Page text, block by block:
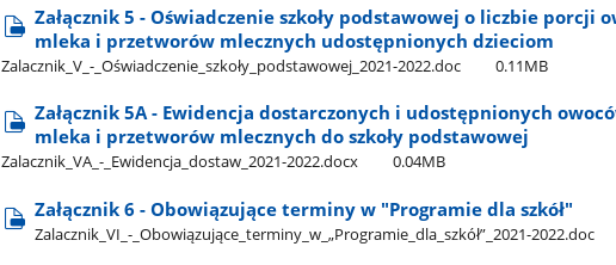
Załącznik 5 - Oświadczenie szkoły podstawowej o liczbie porcji
mleka i przetworów mlecznych udostępnionych dzieciom
Zalacznik​_V​_-​_Oświadczenie​_szkoły​_podstawowej​_2021-2022.doc 0.11MB
Załącznik 5A - Ewidencja dostarczonych i udostępnionych
mleka i przetworów mlecznych do szkoły podstawowej
Zalacznik​_VA​_-​_Ewidencja​_dostaw​_2021-2022.docx 0.04MB
Załącznik 6 - Obowiązujące terminy w "Programie dla szkół"
Zalacznik​_VI​_-​_Obowiązujące​_terminy​_w​_„Programie​_dla​_szkół”​_2021-2022.doc